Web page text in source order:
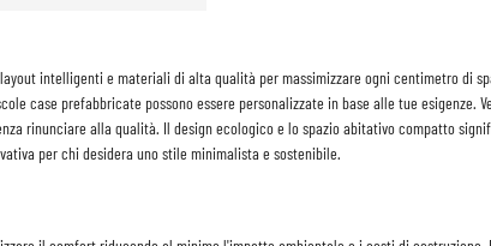
intelligenti e materiali di alta qualità per massimizzare ogni centimetro di
case prefabbricate possono essere personalizzate in base alle tue
rinunciare alla qualità. Il design ecologico e lo spazio abitativo compatto
per chi desidera uno stile minimalista e sostenibile.